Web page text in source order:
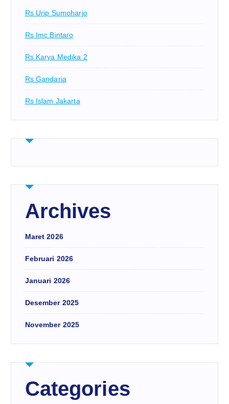
Rs Urip Sumoharjo
Rs Imc Bintaro
Rs Karya Medika 2
Rs Gandaria
Rs Islam Jakarta
Archives
Maret 2026
Februari 2026
Januari 2026
Desember 2025
November 2025
Categories